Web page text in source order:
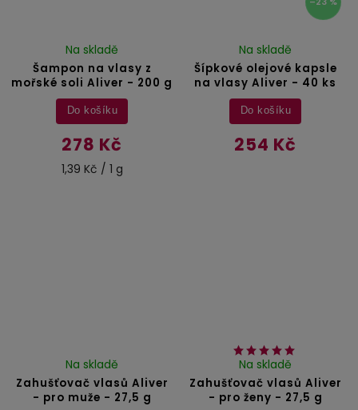
Šampon na vlasy z
mořské soli Aliver - 200 g
Na skladě
278 Kč
1,39 Kč / 1 g
Do košíku
Šípkové olejové kapsle
na vlasy Aliver - 40 ks
Na skladě
254 Kč
Do košíku
Zahušťovač vlasů Aliver
- pro muže - 27,5 g
Na skladě
Zahušťovač vlasů Aliver
- pro ženy - 27,5 g
Na skladě